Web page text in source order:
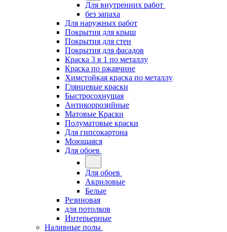
Для внутренних работ
без запаха
Для наружных работ
Покрытия для крыш
Покрытия для стен
Покрытия для фасадов
Краска 3 в 1 по металлу
Краска по ржавчине
Химстойкая краска по металлу
Глянцевые краски
Быстросохнущая
Антикоррозийные
Матовые Краски
Полуматовые краски
Для гипсокартона
Моющаяся
Для обоев
Для обоев
Акриловые
Белые
Резиновая
для потолков
Интерьерные
Наливные полы